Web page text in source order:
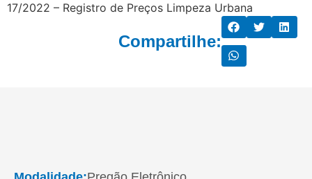
17/2022 – Registro de Preços Limpeza Urbana
Compartilhe: